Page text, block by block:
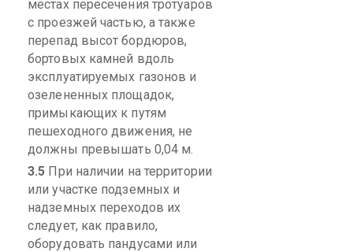
местах пересечения тротуаров
с проезжей частью, а также
перепад высот бордюров,
бортовых камней вдоль
эксплуатируемых газонов и
озелененных площадок,
примыкающих к путям
пешеходного движения, не
должны превышать 0,04 м.
3.5 При наличии на территории
или участке подземных и
надземных переходов их
следует, как правило,
оборудовать пандусами или